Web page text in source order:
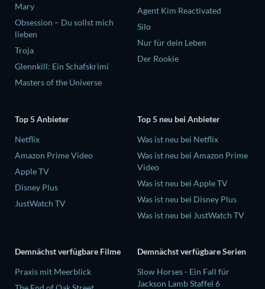
Mary
Obsession – Du sollst mich
lieben
Troja
Glennkill: Ein Schafskrimi
Masters of the Universe
Agent Kim Reactivated
Silo
Nur für dein Leben
Der Rookie
Top 5 Anbieter
Netflix
Amazon Prime Video
Apple TV
Disney Plus
JustWatch TV
Top 5 neu bei Anbieter
Was ist neu bei Netflix
Was ist neu bei Amazon Prime
Video
Was ist neu bei Apple TV
Was ist neu bei Disney Plus
Was ist neu bei JustWatch TV
Demnächst verfügbare Filme
Praxis mit Meerblick
Demnächst verfügbare Serien
Slow Horses - Ein Fall für
Jackson Lamb Staffel 6